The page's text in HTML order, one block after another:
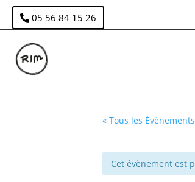
05 56 84 15 26
« Tous les Évènements
Cet évènement est